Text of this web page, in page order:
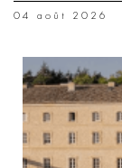
04 août 2026